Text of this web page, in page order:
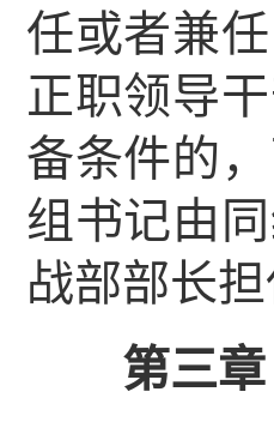
任或者兼
正职领导
备条件的
组书记由
战部部长
第三章